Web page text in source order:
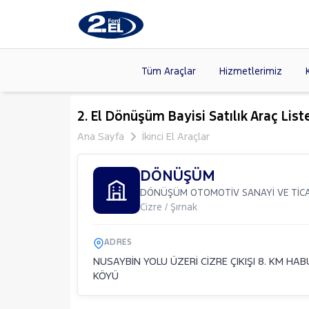
Tüm Araçlar Hizmetlerimiz
Markalar >
Modeller
FORD
SKODA
2. El Dönüşüm Bayisi Satılık Araç
Ana Sayfa
İkinci El Araçlar
DÖNÜŞÜM
DÖNÜŞÜM OTOMOTİV SANAYİ VE
Cizre / Şırnak
ADRES
NUSAYBİN YOLU ÜZERİ CİZRE ÇIKIŞI 8. KM
KÖYÜ